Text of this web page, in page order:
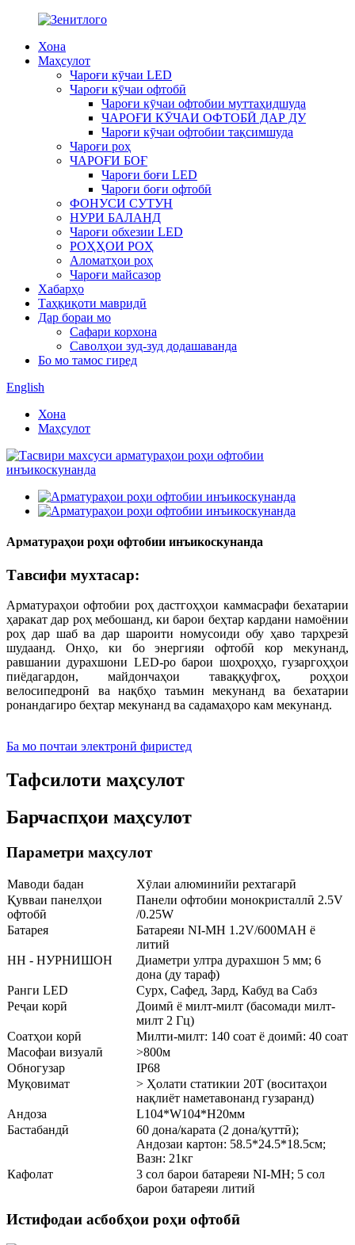
Хона
Маҳсулот
Чароғи кӯчаи LED
Чароғи кӯчаи офтобӣ
Чароғи кӯчаи офтобии муттаҳидшуда
ЧАРОҒИ КӮЧАИ ОФТОБӢ ДАР ДУ
Чароғи кӯчаи офтобии тақсимшуда
Чароғи роҳ
ЧАРОҒИ БОҒ
Чароғи боғи LED
Чароғи боғи офтобӣ
ФОНУСИ СУТУН
НУРИ БАЛАНД
Чароғи обхезии LED
РОҲҲОИ РОҲ
Аломатҳои роҳ
Чароғи майсазор
Хабарҳо
Таҳқиқоти мавридӣ
Дар бораи мо
Сафари корхона
Саволҳои зуд-зуд додашаванда
Бо мо тамос гиред
English
Хона
Маҳсулот
Арматураҳои роҳи офтобии инъикоскунанда
Тавсифи мухтасар:
Арматураҳои офтобии роҳ дастгоҳҳои каммасрафи бехатарии
ҳаракат дар роҳ мебошанд, ки барои беҳтар кардани намоёнии
роҳ дар шаб ва дар шароити номусоиди обу ҳаво тарҳрезӣ
шудаанд. Онҳо, ки бо энергияи офтобӣ кор мекунанд,
равшании дурахшони LED-ро барои шоҳроҳҳо, гузаргоҳҳои
пиёдагардон, майдончаҳои таваққуфгоҳ, роҳҳои
велосипедронӣ ва нақбҳо таъмин мекунанд ва бехатарии
ронандагиро беҳтар мекунанд ва садамаҳоро кам мекунанд.
Ба мо почтаи электронӣ фиристед
Тафсилоти маҳсулот
Барчаспҳои маҳсулот
Параметри маҳсулот
Маводи бадан
Хӯлаи алюминийи рехтагарӣ
Қувваи панелҳои
офтобӣ
Панели офтобии монокристаллӣ 2.5V
/0.25W
Батарея
Батареяи NI-MH 1.2V/600MAH ё
литий
НН - НУРНИШОН
Диаметри ултра дурахшон 5 мм; 6
дона (ду тараф)
Ранги LED
Сурх, Сафед, Зард, Кабуд ва Сабз
Реҷаи корӣ
Доимӣ ё милт-милт (басомади милт-
милт 2 Гц)
Соатҳои корӣ
Милти-милт: 140 соат ё доимӣ: 40 соат
Масофаи визуалӣ
>800м
Обногузар
IP68
Муқовимат
> Ҳолати статикии 20T (воситаҳои
нақлиёт наметавонанд гузаранд)
Андоза
L104*W104*H20мм
Бастабандӣ
60 дона/карата (2 дона/қуттӣ);
Андозаи картон: 58.5*24.5*18.5см;
Вазн: 21кг
Кафолат
3 сол барои батареяи NI-MH; 5 сол
барои батареяи литий
Истифодаи асбобҳои роҳи офтобӣ